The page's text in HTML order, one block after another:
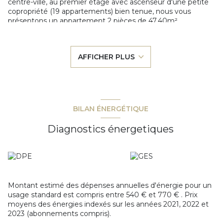
centre-ville, au premier étage avec ascenseur d'une petite
copropriété (19 appartements) bien tenue, nous vous
présentons un appartement 2 pièces de 47.40m².
exposé SUD, d'une chambre de taille confortable, d'une
salle de bains et de WC indépendants.
L'appartement est au calme car il donne entièrement sur la
Idéal premier achat, investissement locatif ou résidence
AFFICHER PLUS
BILAN ÉNERGÉTIQUE
Diagnostics énergetiques
Montant estimé des dépenses annuelles d'énergie pour un
usage standard est compris entre 540 € et 770 € . Prix
moyens des énergies indexés sur les années 2021, 2022 et
2023 (abonnements compris).